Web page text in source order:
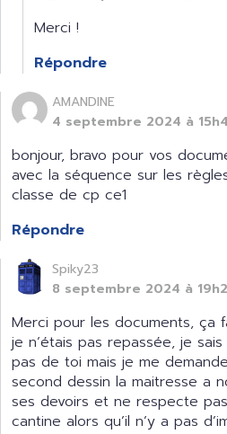
Merci !
Répondre
AMANDINE
4 septembre 2024 à
bonjour, bravo pour vos
avec la séquence sur les
classe de cp ce1
Répondre
Spiky23
8 septembre 2024 à
Merci pour les documents, ça
je n’étais pas repassée, je sais
pas de toi mais je me
second dessin la maitresse a
ses devoirs et ne respecte
cantine alors qu’il n’y a pas